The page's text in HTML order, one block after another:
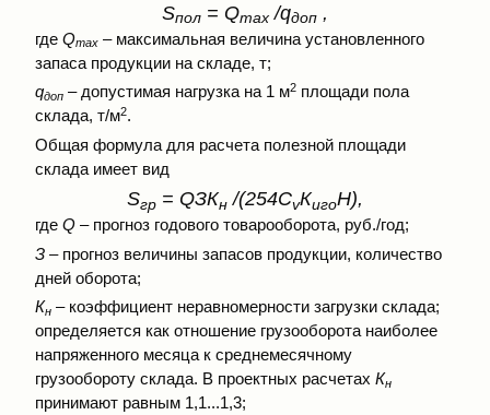
Sпол = Qmax /qдоп ,
где Qmax – максимальная величина установленного
запаса продукции на складе, т;
qдоп – допустимая нагрузка на 1 м2 площади пола
склада, т/м2.
Общая формула для расчета полезной площади
склада имеет вид
Sгр = QЗКн /(254СvКигоН),
где Q – прогноз годового товарооборота, руб./год;
З – прогноз величины запасов продукции, количество
дней оборота;
Кн – коэффициент неравномерности загрузки склада;
определяется как отношение грузооборота наиболее
напряженного месяца к среднемесячному
грузообороту склада. В проектных расчетах Кн
принимают равным 1,1...1,3;